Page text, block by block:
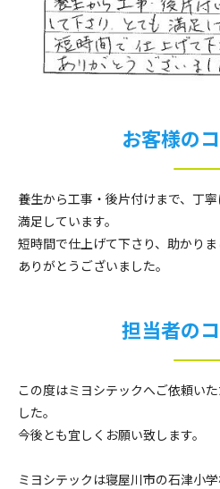
お客様の
養生から工事・後片付けまで、丁
満足しています。
短時間で仕上げて下さり、助かりま
ありがとうございました。
担当者の
この度はミヨシテックへご依頼い
した。
今後とも宜しくお願い致します。
ミヨシテックは寝屋川市の石津小